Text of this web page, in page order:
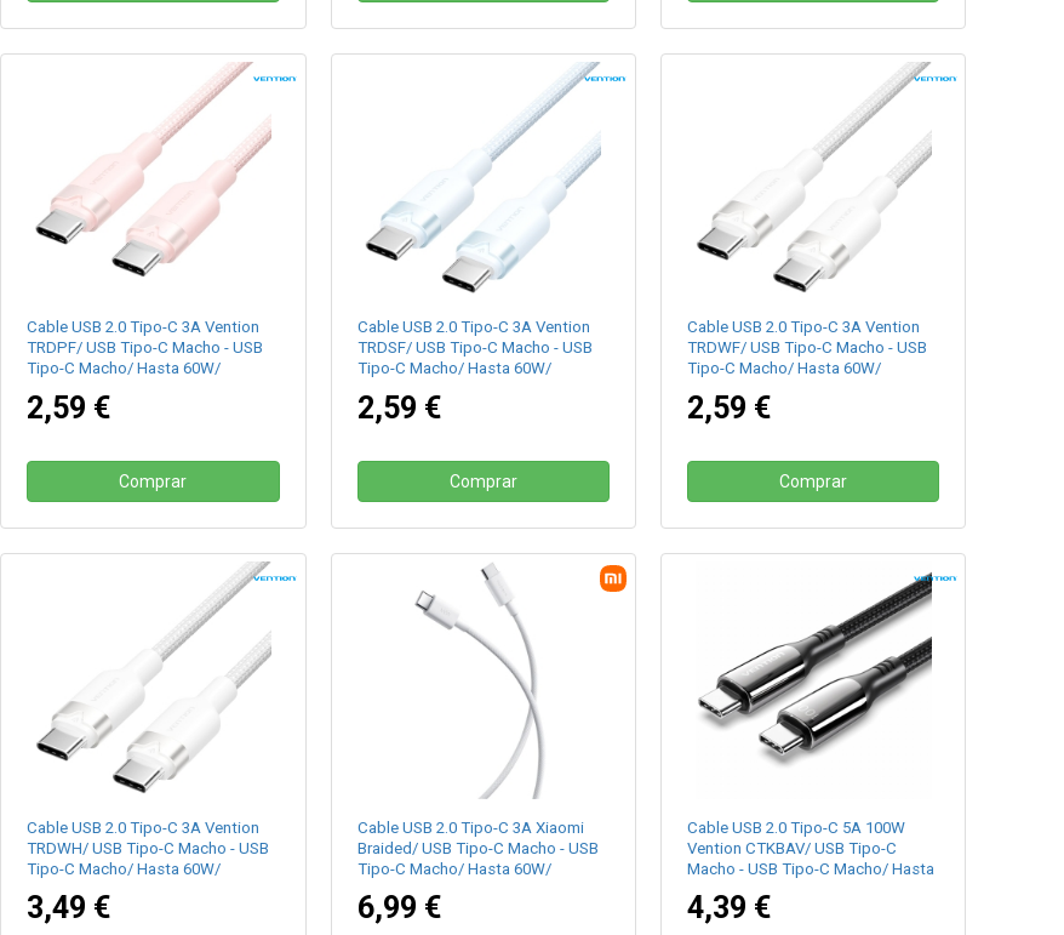
Cable USB 2.0 Tipo-C 3A Vention
TRDPF/ USB Tipo-C Macho - USB
Tipo-C Macho/ Hasta 60W/
2,59 €
Comprar
Cable USB 2.0 Tipo-C 3A Vention
TRDSF/ USB Tipo-C Macho - USB
Tipo-C Macho/ Hasta 60W/
2,59 €
Comprar
Cable USB 2.0 Tipo-C 3A Vention
TRDWF/ USB Tipo-C Macho - USB
Tipo-C Macho/ Hasta 60W/
2,59 €
Comprar
Cable USB 2.0 Tipo-C 3A Vention
TRDWH/ USB Tipo-C Macho - USB
Tipo-C Macho/ Hasta 60W/
3,49 €
Cable USB 2.0 Tipo-C 3A Xiaomi
Braided/ USB Tipo-C Macho - USB
Tipo-C Macho/ Hasta 60W/
6,99 €
Cable USB 2.0 Tipo-C 5A 100W
Vention CTKBAV/ USB Tipo-C
Macho - USB Tipo-C Macho/ Hasta
4,39 €